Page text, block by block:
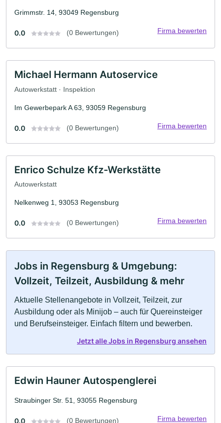
Grimmstr. 14, 93049 Regensburg
0.0 (0 Bewertungen) Firma bewerten
Michael Hermann Autoservice
Autowerkstatt · Inspektion
Im Gewerbepark A 63, 93059 Regensburg
0.0 (0 Bewertungen) Firma bewerten
Enrico Schulze Kfz-Werkstätte
Autowerkstatt
Nelkenweg 1, 93053 Regensburg
0.0 (0 Bewertungen) Firma bewerten
Jobs in Regensburg & Umgebung:
Vollzeit, Teilzeit, Ausbildung & mehr
Aktuelle Stellenangebote in Vollzeit, Teilzeit, zur
Ausbildung oder als Minijob – auch für Quereinsteiger
und Berufseinsteiger. Einfach filtern und bewerben.
Jetzt alle Jobs in Regensburg ansehen
Edwin Hauner Autospenglerei
Straubinger Str. 51, 93055 Regensburg
0.0 (0 Bewertungen) Firma bewerten